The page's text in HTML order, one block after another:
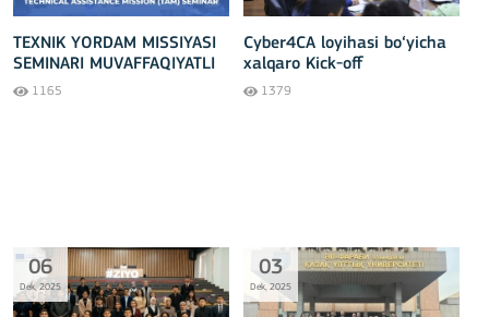
TEXNIK YORDAM MISSIYASI
SEMINARI MUVAFFAQIYATLI
O‘TKAZILDI!
1165
Cyber4CA loyihasi bo‘yicha
xalqaro Kick-off
uchrashuvlari Toshkentda
1379
06
Dek, 2025
03
Dek, 2025